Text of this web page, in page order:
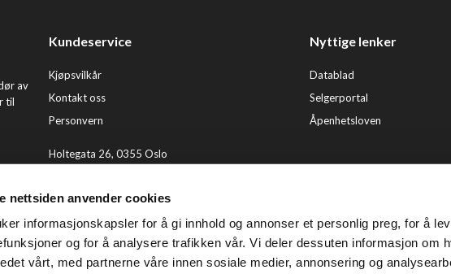
nettsiden anvender cookies
informasjonskapsler for å gi innhold og annonser et personlig preg, for å
og for å analysere trafikken vår. Vi deler dessuten informasjon om
vårt, med partnerne våre innen sosiale medier, annonsering og
av
til
Kundeservice
Kjøpsvilkår
Kontakt oss
Personvern
Holtegata 26, 0355 Oslo
E-post:kundeservice@tendenz.net
Nyttige lenker
Datablad
Selgerportal
Åpenhetsloven